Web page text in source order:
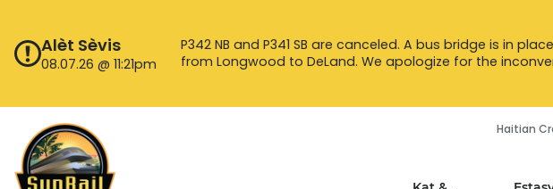
kontniAlèt Sèvis
08.07.26 @ 11:21pm
P342 NB and P341 SB are canceled. A bus bridge is in
from Longwood to DeLand. We apologize for the
Haitian